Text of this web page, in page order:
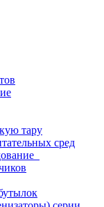
тару
сред